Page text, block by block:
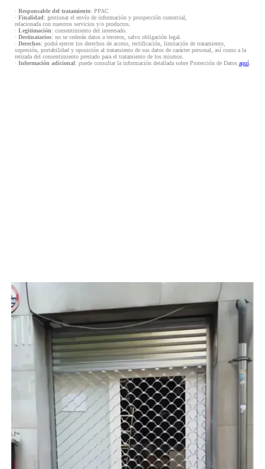
· Responsable del tratamiento: PPAC
· Finalidad: gestionar el envío de información y prospección comercial,
relacionada con nuestros servicios y/o productos.
· Legitimación: consentimiento del interesado.
· Destinatarios: no se cederán datos a terceros, salvo obligación legal.
· Derechos: podrá ejercer los derechos de acceso, rectificación, limitación de tratamiento,
supresión, portabilidad y oposición al tratamiento de sus datos de carácter personal, así como a la
retirada del consentimiento prestado para el tratamiento de los mismos.
· Información adicional: puede consultar la información detallada sobre Protección de Datos aquí.